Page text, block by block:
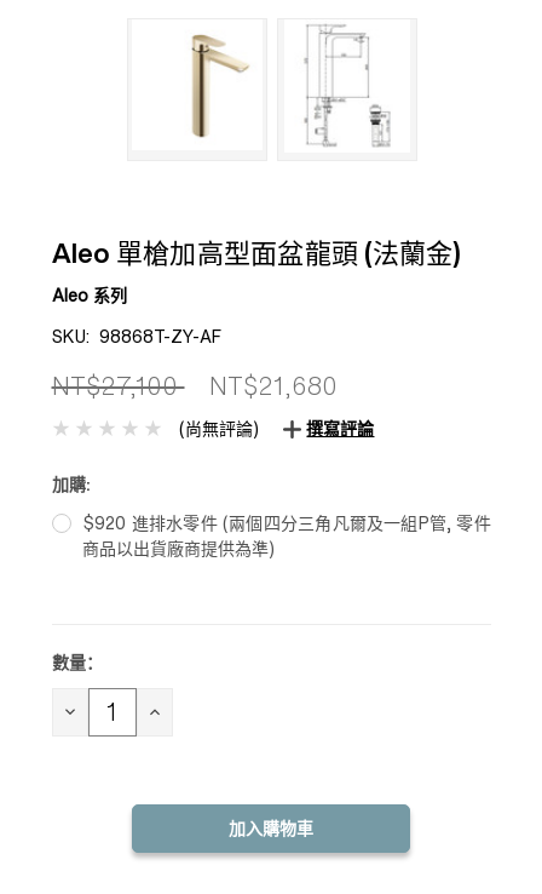
Aleo 單槍加高型面盆龍頭 (法蘭金)
Aleo 系列
SKU: 98868T-ZY-AF
NT$27,100 NT$21,680
(尚無評論) 撰寫評論
加購:
$920 進排水零件 (兩個四分三角凡爾及一組P管, 零件
商品以出貨廠商提供為準)
目前
存：
數量：
減 增